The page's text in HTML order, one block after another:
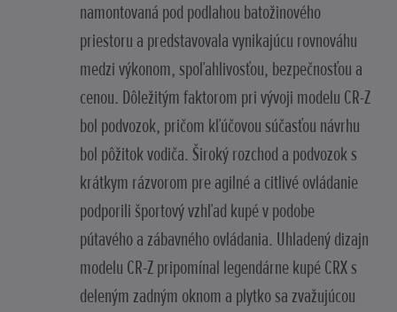
namontovaná pod podlahou batožinového
priestoru a predstavovala vynikajúcu rovnováhu
medzi výkonom, spoľahlivosťou, bezpečnosťou a
cenou. Dôležitým faktorom pri vývoji modelu CR-Z
bol podvozok, pričom kľúčovou súčasťou návrhu
bol pôžitok vodiča. Široký rozchod a podvozok s
krátkym rázvorom pre agilné a citlivé ovládanie
podporili športový vzhľad kupé v podobe
pútavého a zábavného ovládania. Uhladený dizajn
modelu CR-Z pripomínal legendárne kupé CRX s
deleným zadným oknom a plytko sa zvažujúcou